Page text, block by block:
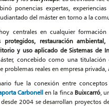
ponencias expertas,
del máster en torno a la
centrales en cualquier
protegidos, restauración
y uso aplicado de Sistemas de
concebido como una
reales en empresa
fue la conexión entre
Carbonell en la finca Buixcarró,
2004 se desarrollan proyectos